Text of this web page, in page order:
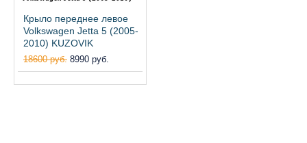
Крыло переднее левое
Volkswagen Jetta 5 (2005-
2010) KUZOVIK
18600 руб. 8990 руб.